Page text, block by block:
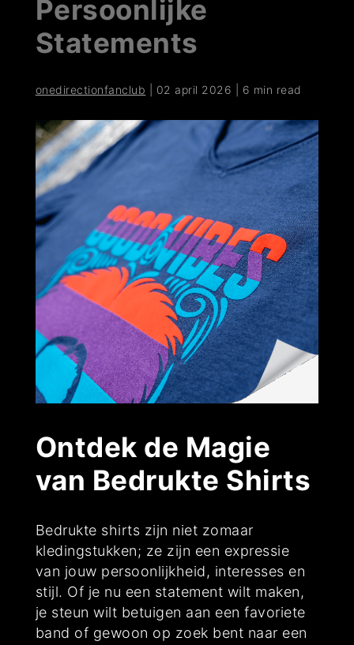
Persoonlijke
Statements
onedirectionfanclub 02 april 2026 6 min read
Ontdek de Magie
van Bedrukte Shirts
Bedrukte shirts zijn niet zomaar
kledingstukken; ze zijn een expressie
van jouw persoonlijkheid, interesses en
stijl. Of je nu een statement wilt maken,
je steun wilt betuigen aan een favoriete
band of gewoon op zoek bent naar een